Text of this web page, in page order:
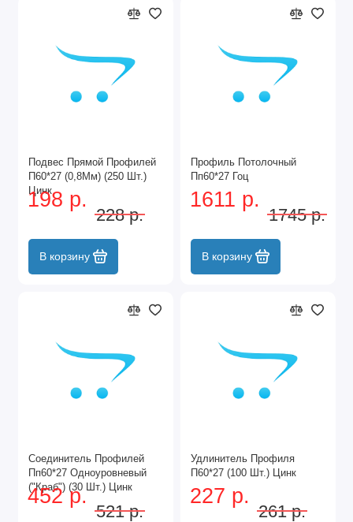
Подвес Прямой Профилей
П60*27 (0,8Мм) (250 Шт.)
Цинк
198 р.
228 р.
В корзину
Профиль Потолочный
Пп60*27 Гоц
1611 р.
1745 р.
В корзину
Соединитель Профилей
Пп60*27 Одноуровневый
("Краб") (30 Шт.) Цинк
452 р.
521 р.
Удлинитель Профиля
П60*27 (100 Шт.) Цинк
227 р.
261 р.